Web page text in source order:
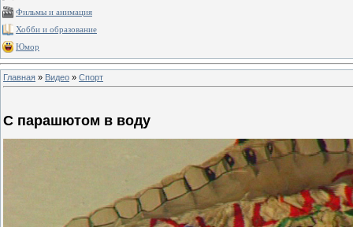
Фильмы и анимация
Хобби и образование
Юмор
Главная » Видео » Спорт
С парашютом в воду